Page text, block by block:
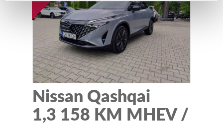
Nissan Qashqai
1,3 158 KM MHEV /